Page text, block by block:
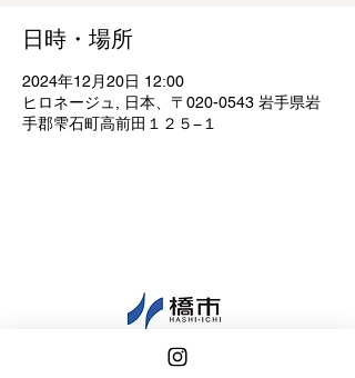
日時・場所
2024年12月20日 12:00
ヒロネージュ, 日本、〒020-0543 岩手県岩
手郡雫石町高前田１２５−１